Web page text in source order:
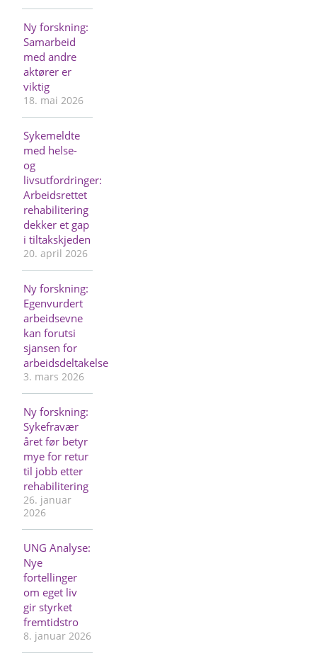
Ny forskning:
Samarbeid
med andre
aktører er
viktig
18. mai 2026
Sykemeldte
med helse-
og
livsutfordringer:
Arbeidsrettet
rehabilitering
dekker et gap
i tiltakskjeden
20. april 2026
Ny forskning:
Egenvurdert
arbeidsevne
kan forutsi
sjansen for
arbeidsdeltakelse
3. mars 2026
Ny forskning:
Sykefravær
året før betyr
mye for retur
til jobb etter
rehabilitering
26. januar
2026
UNG Analyse:
Nye
fortellinger
om eget liv
gir styrket
fremtidstro
8. januar 2026